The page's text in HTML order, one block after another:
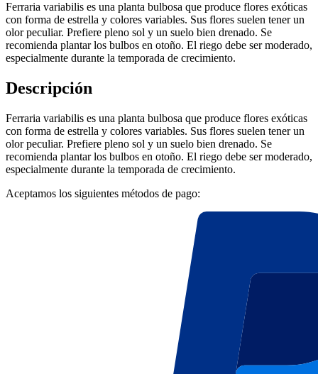
Ferraria variabilis es una planta bulbosa que produce flores exóticas
con forma de estrella y colores variables. Sus flores suelen tener un
olor peculiar. Prefiere pleno sol y un suelo bien drenado. Se
recomienda plantar los bulbos en otoño. El riego debe ser moderado,
especialmente durante la temporada de crecimiento.
Descripción
Ferraria variabilis es una planta bulbosa que produce flores exóticas
con forma de estrella y colores variables. Sus flores suelen tener un
olor peculiar. Prefiere pleno sol y un suelo bien drenado. Se
recomienda plantar los bulbos en otoño. El riego debe ser moderado,
especialmente durante la temporada de crecimiento.
Aceptamos los siguientes métodos de pago: